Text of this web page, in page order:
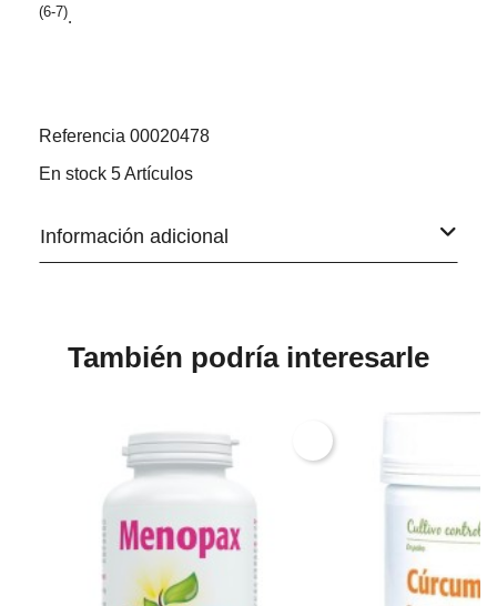
(6-7).
Referencia 00020478
En stock 5 Artículos
Información adicional
También podría interesarle